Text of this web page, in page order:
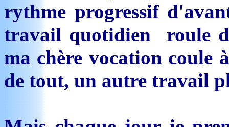
rythme progressif
travail quotidien roule
ma chère vocation coule
de tout, un autre travail